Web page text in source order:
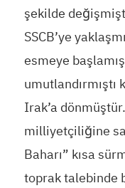
şekilde
SSCB’ye
esmeye
umutlandırmıştı
Irak’a
milliyetçiliğine
Baharı” kısa
toprak talebinde